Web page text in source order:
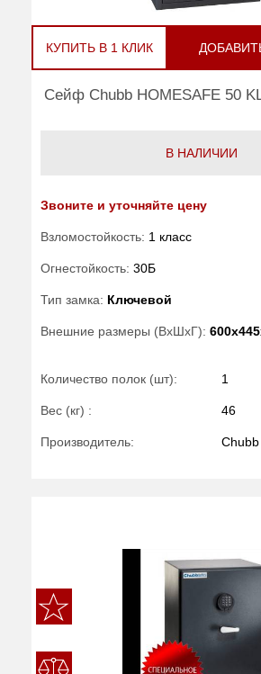
КУПИТЬ В 1 КЛИК
Сейф Chubb HOMESAFE 50
В НАЛИЧИИ
Звоните и уточняйте цену
Взломостойкость: 1 класс
Огнестойкость: 30Б
Тип замка: Ключевой
Внешние размеры (ВхШхГ):
Количество полок (шт): 1
Вес (кг) : 46
Производитель: Chubb